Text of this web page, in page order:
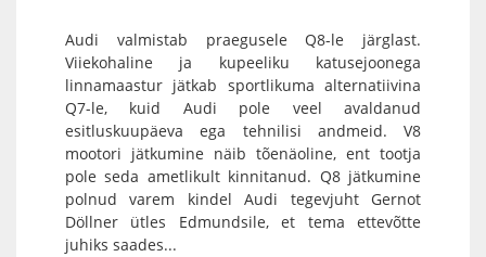
Audi valmistab praegusele Q8-le järglast.
Viiekohaline ja kupeeliku katusejoonega
linnamaastur jätkab sportlikuma alternatiivina
Q7-le, kuid Audi pole veel avaldanud
esitluskuupäeva ega tehnilisi andmeid. V8
mootori jätkumine näib tõenäoline, ent tootja
pole seda ametlikult kinnitanud. Q8 jätkumine
polnud varem kindel Audi tegevjuht Gernot
Döllner ütles Edmundsile, et tema ettevõtte
juhiks saades...